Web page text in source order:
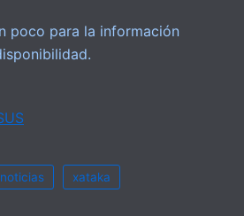
poco para la información
noticias xataka